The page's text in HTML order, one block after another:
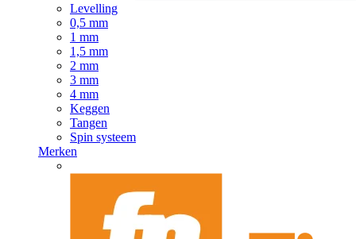
Levelling
0,5 mm
1 mm
1,5 mm
2 mm
3 mm
4 mm
Keggen
Tangen
Spin systeem
Merken